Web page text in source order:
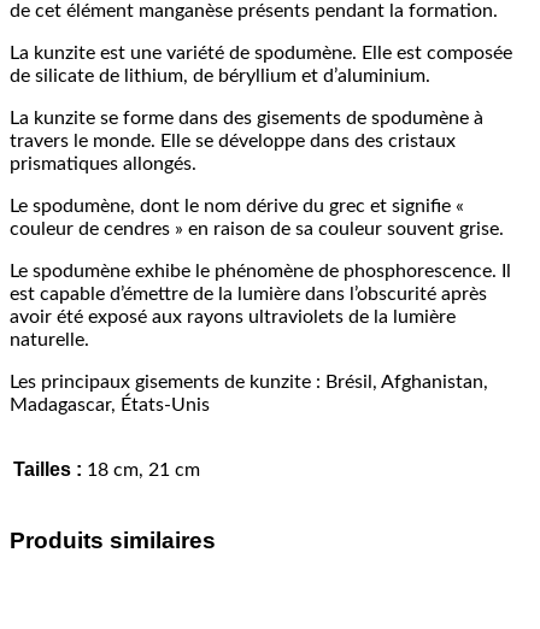
de cet élément manganèse présents pendant la formation.
La kunzite est une variété de spodumène. Elle est composée
de silicate de lithium, de béryllium et d’aluminium.
La kunzite se forme dans des gisements de spodumène à
travers le monde. Elle se développe dans des cristaux
prismatiques allongés.
Le spodumène, dont le nom dérive du grec et signifie «
couleur de cendres » en raison de sa couleur souvent grise.
Le spodumène exhibe le phénomène de phosphorescence. Il
est capable d’émettre de la lumière dans l’obscurité après
avoir été exposé aux rayons ultraviolets de la lumière
naturelle.
Les principaux gisements de kunzite : Brésil, Afghanistan,
Madagascar, États-Unis
Tailles : 18 cm, 21 cm
Produits similaires